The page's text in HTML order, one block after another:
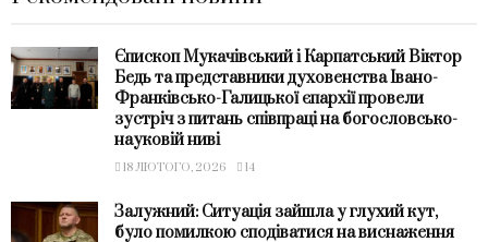
Єпископ Мукачівський і Карпатський Віктор
Бедь та представники духовенства Івано-
Франківсько-Галицької єпархії провели
зустріч з питань співпраці на богословсько-
науковій ниві
18 ЛЮТОГО, 2026 14
Залужний: Ситуація зайшла у глухий кут,
було помилкою сподіватися на виснаження